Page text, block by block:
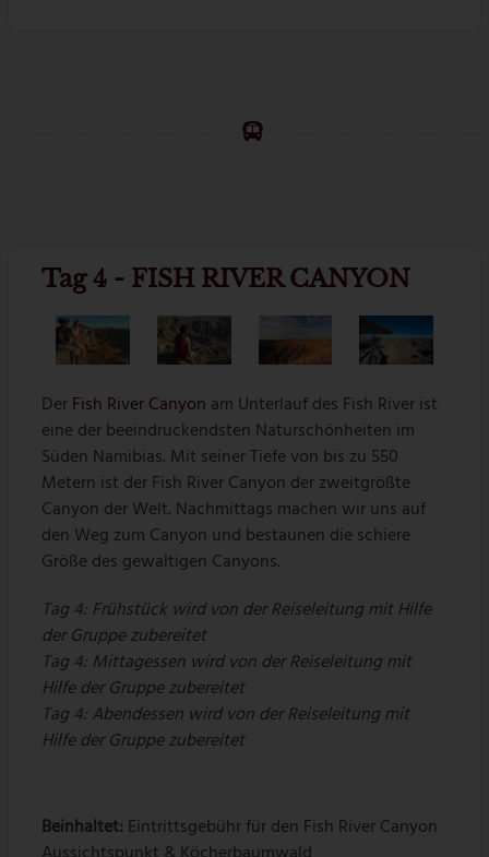
Tag 4 - FISH RIVER CANYON
DerFish River Canyon am Unterlauf des Fish River ist
eine der beeindruckendsten Naturschönheiten im
Süden Namibias. Mit seiner Tiefe von bis zu 550
Metern ist der Fish River Canyon der zweitgrößte
Canyon der Welt. Nachmittags machen wir uns auf
den Weg zum Canyon und bestaunen die schiere
Größe des gewaltigen Canyons.
Tag 4: Frühstück wird von der Reiseleitung mit Hilfe
der Gruppe zubereitet
Tag 4: Mittagessen wird von der Reiseleitung mit
Hilfe der Gruppe zubereitet
Tag 4: Abendessen wird von der Reiseleitung mit
Hilfe der Gruppe zubereitet
Beinhaltet: Eintrittsgebühr für den Fish River Canyon